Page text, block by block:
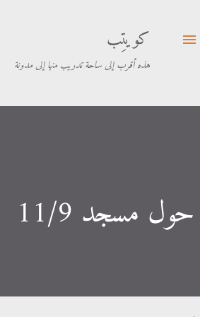
كويتِب
هذه أقرب إلى ساحة تدريب منها إلى مدونة
حول مسجد 11/9